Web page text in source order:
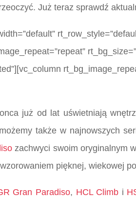
Już teraz sprawdź
już od lat uświetniają
także w najnowszych
zachwyci swoim oryginalnym
pięknej, wiekowej
Gran Paradiso, HCL Climb i